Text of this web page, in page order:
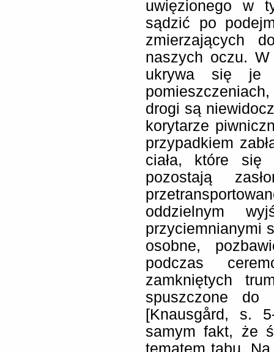
uwięzionego w
sądzić po
zmierzających
naszych oczu.
ukrywa się je
drogi są
korytarze
przypadkiem
ciała, które
pozostają
oddzielnym
przyciemnianymi
osobne,
podczas
zamkniętych
spuszczone
[Knausgård, s.
samym fakt, że
tematem tabu.